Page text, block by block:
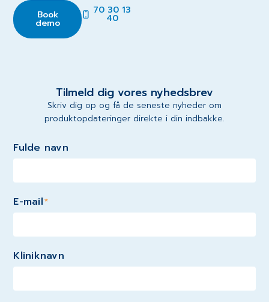
Book
demo
70 30 13
40
Tilmeld dig vores nyhedsbrev
Skriv dig op og få de seneste nyheder om
produktopdateringer direkte i din indbakke.
Fulde navn
E-mail*
Kliniknavn